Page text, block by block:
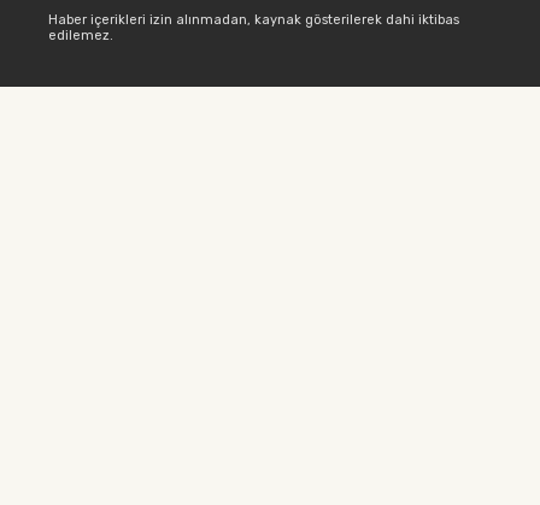
Haber içerikleri izin alınmadan, kaynak gösterilerek dahi iktibas
edilemez.